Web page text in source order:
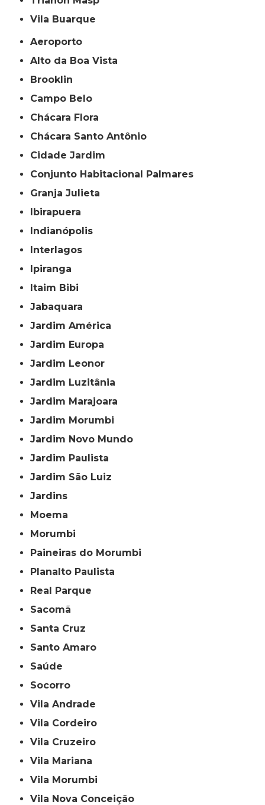
Vila Buarque
Aeroporto
Alto da Boa Vista
Brooklin
Campo Belo
Chácara Flora
Chácara Santo Antônio
Cidade Jardim
Conjunto Habitacional Palmares
Granja Julieta
Ibirapuera
Indianópolis
Interlagos
Ipiranga
Itaim Bibi
Jabaquara
Jardim América
Jardim Europa
Jardim Leonor
Jardim Luzitânia
Jardim Marajoara
Jardim Morumbi
Jardim Novo Mundo
Jardim Paulista
Jardim São Luiz
Jardins
Moema
Morumbi
Paineiras do Morumbi
Planalto Paulista
Real Parque
Sacomã
Santa Cruz
Santo Amaro
Saúde
Socorro
Vila Andrade
Vila Cordeiro
Vila Cruzeiro
Vila Mariana
Vila Morumbi
Vila Nova Conceição